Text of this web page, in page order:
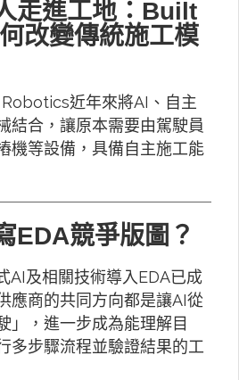
走進工地：Built
改變傳統施工模
近年來將AI、自主
結合，讓原本需要由駕駛員
機等設備，具備自主施工能
EDA競爭版圖？
AI及相關技術導入EDA已成
應商的共同方向都是讓AI從
」，進一步成為能理解目
多步驟流程並驗證結果的工